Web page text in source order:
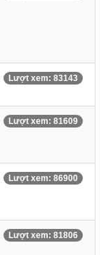
Lượt xem: 83143
Lượt xem: 81609
Lượt xem: 86900
Lượt xem: 81806